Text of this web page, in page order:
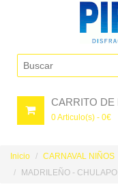
CARRITO DE
0Articulo(s) - 0€
Inicio
CARNAVAL NIÑOS
MADRILEÑO -